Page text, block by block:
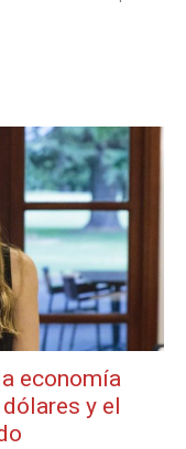
economía
y el